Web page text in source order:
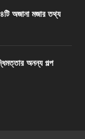
৪টি অজানা মজার তথ্য
অনন্য গল্প